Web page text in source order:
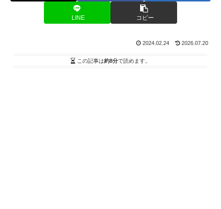
LINE コピー
2024.02.24 2026.07.20
この記事は約8分で読めます。